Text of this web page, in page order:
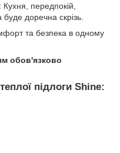
Кухня, передпокій,
доречна скрізь.
та безпека в одному
обов'язково
підлоги Shine: